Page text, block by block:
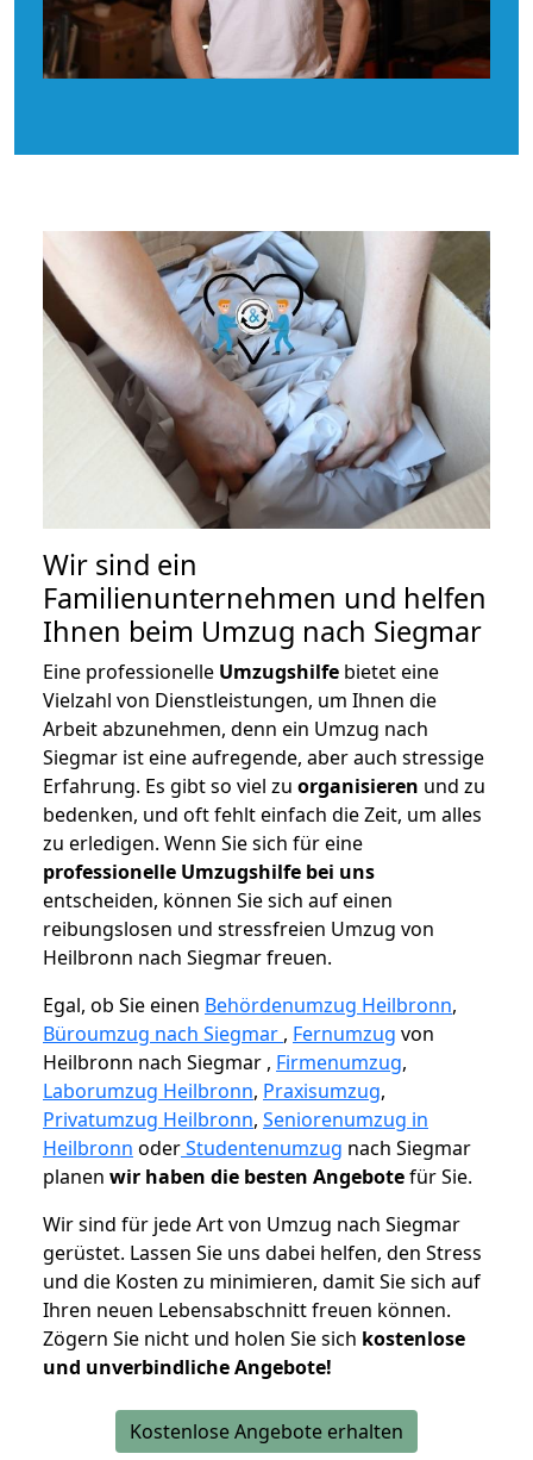
Wir sind ein
Familienunternehmen und helfen
Ihnen beim Umzug nach Siegmar
Eine professionelle Umzugshilfe bietet eine
Vielzahl von Dienstleistungen, um Ihnen die
Arbeit abzunehmen, denn ein Umzug nach
Siegmar ist eine aufregende, aber auch stressige
Erfahrung. Es gibt so viel zu organisieren und zu
bedenken, und oft fehlt einfach die Zeit, um alles
zu erledigen. Wenn Sie sich für eine
professionelle Umzugshilfe bei uns
entscheiden, können Sie sich auf einen
reibungslosen und stressfreien Umzug von
Heilbronn nach Siegmar freuen.
Egal, ob Sie einen Behördenumzug Heilbronn,
Büroumzug nach Siegmar , Fernumzug von
Heilbronn nach Siegmar , Firmenumzug,
Laborumzug Heilbronn, Praxisumzug,
Privatumzug Heilbronn, Seniorenumzug in
Heilbronn oderStudentenumzug nach Siegmar
planen wir haben die besten Angebotefür Sie.
Wir sind für jede Art von Umzug nach Siegmar
gerüstet. Lassen Sie uns dabei helfen, den Stress
und die Kosten zu minimieren, damit Sie sich auf
Ihren neuen Lebensabschnitt freuen können.
Zögern Sie nicht und holen Sie sich kostenlose
und unverbindliche Angebote!
Kostenlose Angebote erhalten